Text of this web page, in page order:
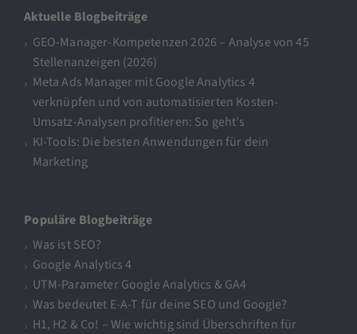
Aktuelle Blogbeiträge
GEO-Manager-Kompetenzen 2026 – Analyse von 45
Stellenanzeigen (2026)
Meta Ads Manager mit Google Analytics 4
verknüpfen und von automatisierten Kosten-
Umsatz-Analysen profitieren: So geht’s
KI-Tools: Die besten Anwendungen für dein
Marketing
Populäre Blogbeiträge
Was ist SEO?
Google Analytics 4
UTM-Parameter Google Analytics & GA4
Was bedeutet E-A-T für deine SEO und Google?
H1, H2 & Co! – Wie wichtig sind Überschriften für